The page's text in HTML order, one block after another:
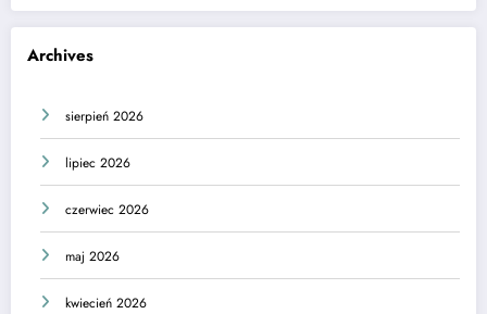
Archives
sierpień 2026
lipiec 2026
czerwiec 2026
maj 2026
kwiecień 2026